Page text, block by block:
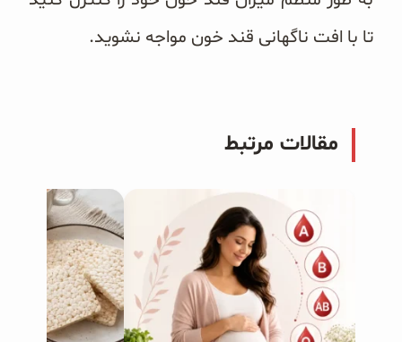
تا با افت ناگهانی قند خون مواجه نشوید.
مقالات مرتبط